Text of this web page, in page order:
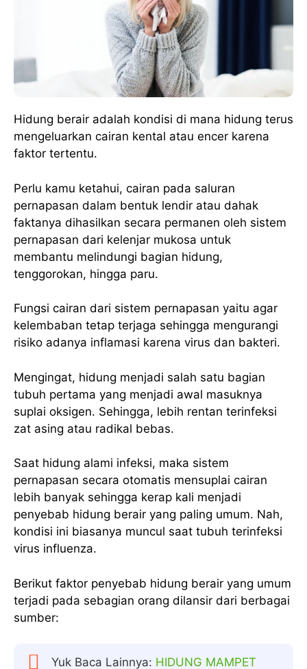
Hidung berair adalah kondisi di mana hidung terus
mengeluarkan cairan kental atau encer karena
faktor tertentu.
Perlu kamu ketahui, cairan pada saluran
pernapasan dalam bentuk lendir atau dahak
faktanya dihasilkan secara permanen oleh sistem
pernapasan dari kelenjar mukosa untuk
membantu melindungi bagian hidung,
tenggorokan, hingga paru.
Fungsi cairan dari sistem pernapasan yaitu agar
kelembaban tetap terjaga sehingga mengurangi
risiko adanya inflamasi karena virus dan bakteri.
Mengingat, hidung menjadi salah satu bagian
tubuh pertama yang menjadi awal masuknya
suplai oksigen. Sehingga, lebih rentan terinfeksi
zat asing atau radikal bebas.
Saat hidung alami infeksi, maka sistem
pernapasan secara otomatis mensuplai cairan
lebih banyak sehingga kerap kali menjadi
penyebab hidung berair yang paling umum. Nah,
kondisi ini biasanya muncul saat tubuh terinfeksi
virus influenza.
Berikut faktor penyebab hidung berair yang umum
terjadi pada sebagian orang dilansir dari berbagai
sumber:
Yuk Baca Lainnya: HIDUNG MAMPET